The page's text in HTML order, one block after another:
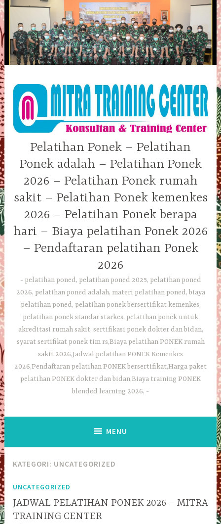
Skip
to
content
Pelatihan Ponek – Pelatihan
Ponek adalah – Pelatihan Ponek
2026 – Pelatihan Ponek rumah
sakit – Pelatihan Ponek kemenkes
2026 – Pelatihan Ponek berapa
hari – Biaya pelatihan Ponek 2026
– Pendaftaran pelatihan Ponek
2026
pelatihan poned, pelatihan poned 2025, pelatihan poned
2026, pelatihan poned adalah, materi pelatihan poned, biaya
pelatihan poned, pelatihan ponek bersertifikat kemenkes,
pelatihan ponek standar starkes, pelatihan ponek untuk
akreditasi rumah sakit, sertifikasi ponek dokter dan bidan,
syarat sertifikat ponek tim rs,Biaya pelatihan PONEK rumah
sakit 2026,Jadwal pelatihan PONEK Kemenkes
2026,Pendaftaran pelatihan PONEK bersertifikat,Harga paket
pelatihan PONEK dokter dan bidan,Biaya training PONEK
blended learning 2026,
MENU
KATEGORI: UNCATEGORIZED
UNCATEGORIZED
JADWAL PELATIHAN PONEK 2026 – MITRA
TRAINING CENTER